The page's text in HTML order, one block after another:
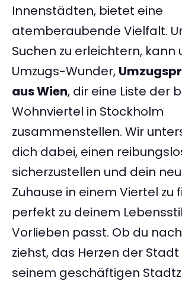
Innenstädten, bietet eine
atemberaubende Vielfalt.
Suchen zu erleichtern, kann
Umzugs-Wunder,
aus Wien, dir eine Liste der
Wohnviertel in Stockholm
zusammenstellen. Wir
dich dabei, einen
sicherzustellen und dein
Zuhause in einem Viertel zu
perfekt zu deinem
Vorlieben passt. Ob du
ziehst, das Herzen der
seinem geschäftigen